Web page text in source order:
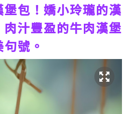
包！嬌小玲瓏的漢
汁豐盈的牛肉漢堡
號。